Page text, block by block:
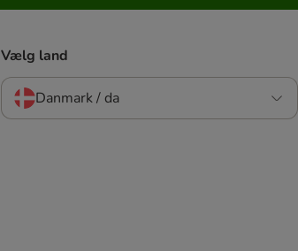
Vælg land
Danmark / da